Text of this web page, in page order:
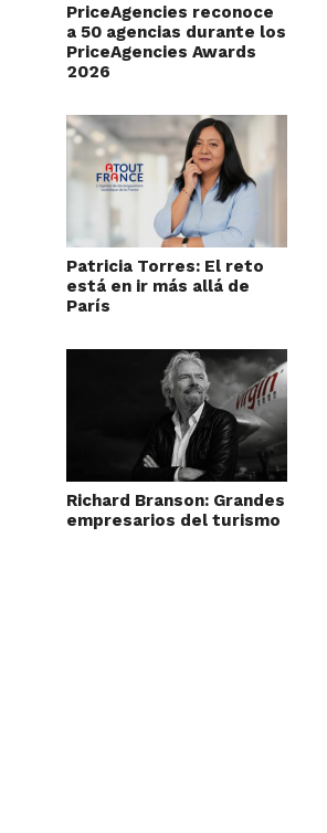
PriceAgencies reconoce
a 50 agencias durante los
PriceAgencies Awards
2026
Patricia Torres: El reto
está en ir más allá de
París
Richard Branson: Grandes
empresarios del turismo